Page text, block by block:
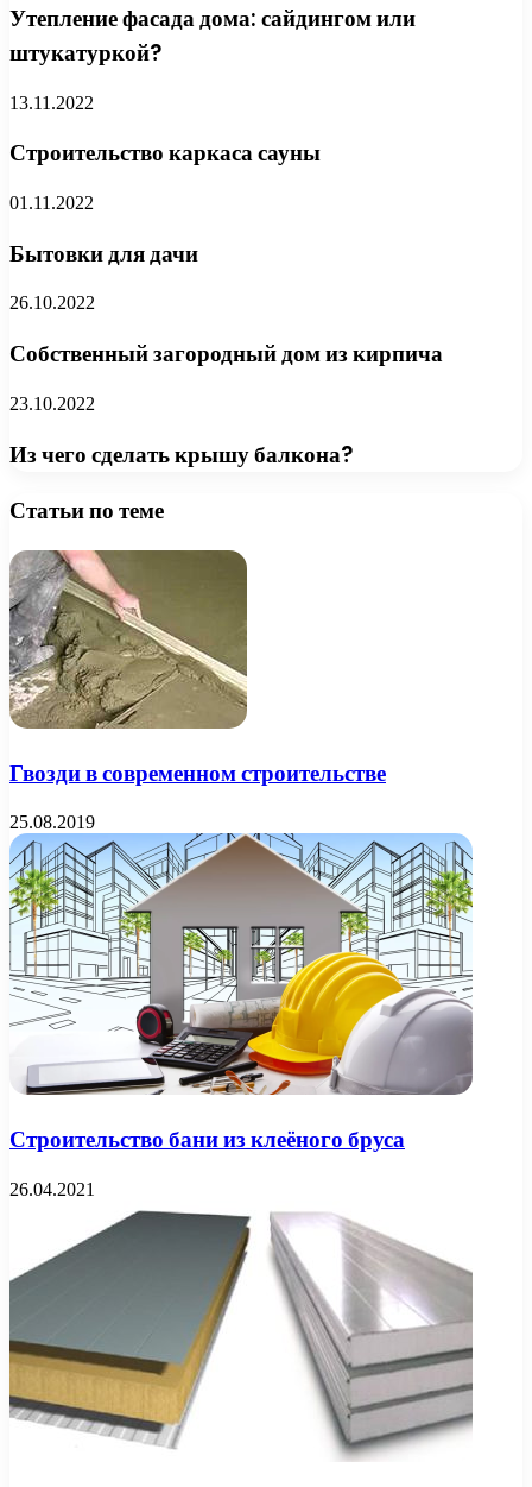
Утепление фасада дома: сайдингом или
штукатуркой?
13.11.2022
Строительство каркаса сауны
01.11.2022
Бытовки для дачи
26.10.2022
Собственный загородный дом из кирпича
23.10.2022
Из чего сделать крышу балкона?
Статьи по теме
Гвозди в современном строительстве
25.08.2019
Строительство бани из клеёного бруса
26.04.2021